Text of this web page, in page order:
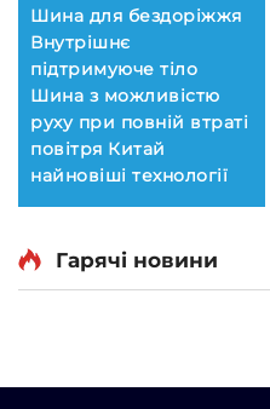
Шина для бездоріжжя
Внутрішнє
підтримуюче тіло
Шина з можливістю
руху при повній втраті
повітря Китай
найновіші технології
Гарячі новини